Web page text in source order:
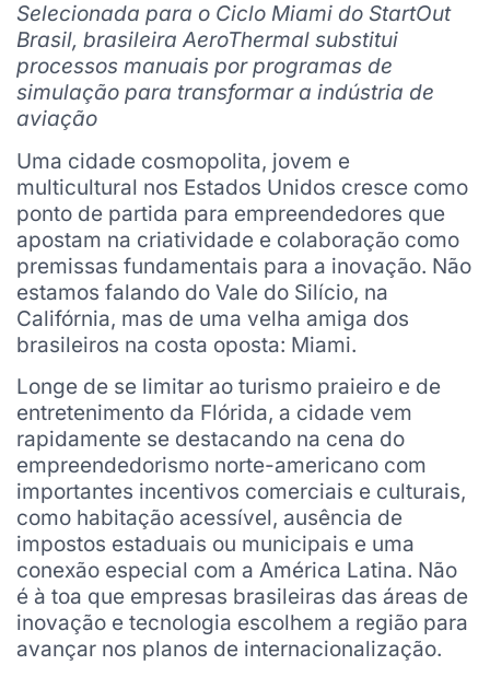
Selecionada para o Ciclo Miami do StartOut
Brasil, brasileira AeroThermal substitui
processos manuais por programas de
simulação para transformar a indústria de
aviação
Uma cidade cosmopolita, jovem e
multicultural nos Estados Unidos cresce como
ponto de partida para empreendedores que
apostam na criatividade e colaboração como
premissas fundamentais para a inovação. Não
estamos falando do Vale do Silício, na
Califórnia, mas de uma velha amiga dos
brasileiros na costa oposta: Miami.
Longe de se limitar ao turismo praieiro e de
entretenimento da Flórida, a cidade vem
rapidamente se destacando na cena do
empreendedorismo norte-americano com
importantes incentivos comerciais e culturais,
como habitação acessível, ausência de
impostos estaduais ou municipais e uma
conexão especial com a América Latina. Não
é à toa que empresas brasileiras das áreas de
inovação e tecnologia escolhem a região para
avançar nos planos de internacionalização.